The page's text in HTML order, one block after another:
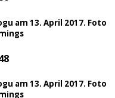
am 13. April 2017. Foto
am 13. April 2017. Foto